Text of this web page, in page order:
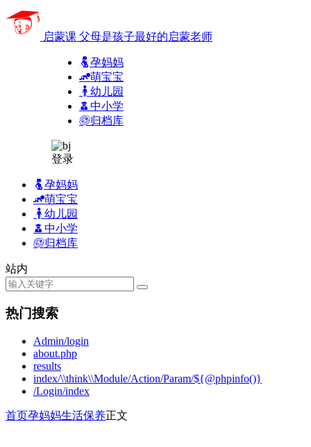
启蒙课 父母是孩子最好的启蒙老师
孕妈妈
萌宝宝
幼儿园
中小学
归档库
登录
孕妈妈
萌宝宝
幼儿园
中小学
归档库
站内
热门搜索
Admin/login
about.php
results
index/\\think\\Module/Action/Param/${@phpinfo()}
/Login/index
首页孕妈妈生活保养正文